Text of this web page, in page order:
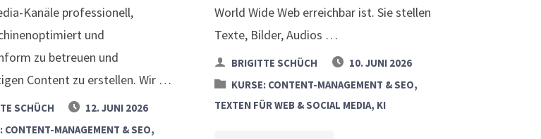
Kanäle professionell,
und
zu betreuen und
Content zu erstellen. Wir …
SCHÜCH
12. JUNI 2026
CONTENT-MANAGEMENT & SEO,
World Wide Web erreichbar ist. Sie stellen
Texte, Bilder, Audios …
BRIGITTE SCHÜCH
10. JUNI 2026
KURSE: CONTENT-MANAGEMENT & SEO,
TEXTEN FÜR WEB & SOCIAL MEDIA, KI